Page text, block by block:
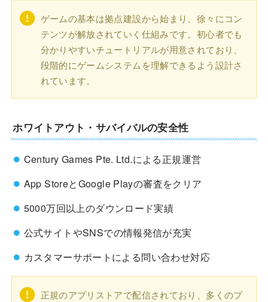
ゲームの基本は拠点建設から始まり、徐々にコン
テンツが解放されていく仕組みです。初心者でも
分かりやすいチュートリアルが用意されており、
段階的にゲームシステムを理解できるよう設計さ
れています。
ホワイトアウト・サバイバルの安全性
Century Games Pte. Ltd.による正規運営
App StoreとGoogle Playの審査をクリア
5000万回以上のダウンロード実績
公式サイトやSNSでの情報発信が充実
カスタマーサポートによる問い合わせ対応
正規のアプリストアで配信されており、多くのプ